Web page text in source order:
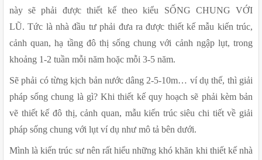
này sẽ phải được thiết kế theo kiểu SỐNG CHUNG VỚI
LŨ. Tức là nhà đầu tư phải đưa ra được thiết kế mẫu kiến trúc,
cảnh quan, hạ tầng đô thị sống chung với cảnh ngập lụt, trong
khoảng 1-2 tuần mỗi năm hoặc mỗi 3-5 năm.
Sẽ phải có từng kịch bản nước dâng 2-5-10m… ví dụ thế, thì giải
pháp sống chung là gì? Khi thiết kế quy hoạch sẽ phải kèm bản
vẽ thiết kế đô thị, cảnh quan, mẫu kiến trúc siêu chi tiết về giải
pháp sống chung với lụt ví dụ như mô tả bên dưới.
Mình là kiến trúc sư nên rất hiểu những khó khăn khi thiết kế nhà